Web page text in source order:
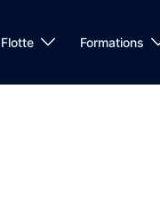
Flotte Formations